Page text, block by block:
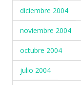
diciembre 2004
noviembre 2004
octubre 2004
julio 2004